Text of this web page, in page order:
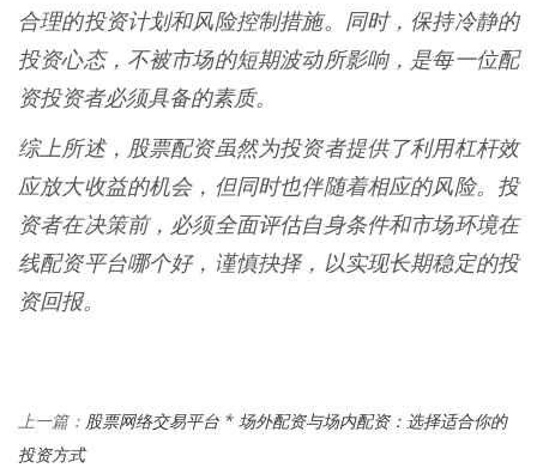
合理的投资计划和风险控制措施。同时，保持冷静的
投资心态，不被市场的短期波动所影响，是每一位配
资投资者必须具备的素质。
综上所述，股票配资虽然为投资者提供了利用杠杆效
应放大收益的机会，但同时也伴随着相应的风险。投
资者在决策前，必须全面评估自身条件和市场环境在
线配资平台哪个好，谨慎抉择，以实现长期稳定的投
资回报。
上一篇： 股票网络交易平台 * 场外配资与场内配资：选择适合你的
投资方式